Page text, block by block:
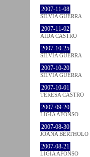
2007-11-08
SÍLVIA GUERRA
2007-11-02
AIDA CASTRO
2007-10-25
SÍLVIA GUERRA
2007-10-20
SÍLVIA GUERRA
2007-10-01
TERESA CASTRO
2007-09-20
LÍGIA AFONSO
2007-08-30
JOANA BÉRTHOLO
2007-08-21
LÍGIA AFONSO